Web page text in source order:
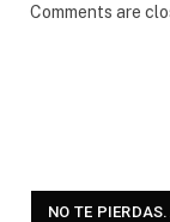
Comments are
NO TE